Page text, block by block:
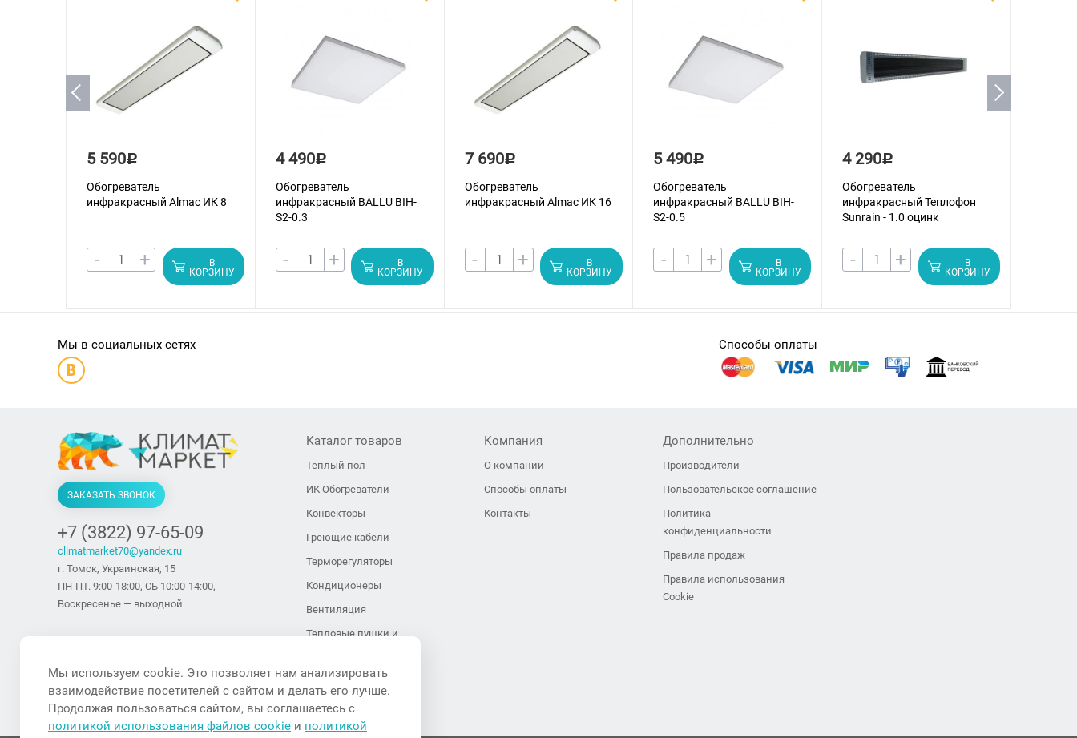
5 590Р
Обогреватель
инфракрасный Almac ИК 8
- +
В
КОРЗИНУ
4 490Р
Обогреватель
инфракрасный BALLU BIH-
S2-0.3
- +
В
КОРЗИНУ
7 690Р
Обогреватель
инфракрасный Almac ИК 16
- +
В
КОРЗИНУ
5 490Р
Обогреватель
инфракрасный BALLU BIH-
S2-0.5
- +
В
КОРЗИНУ
4 290Р
Обогреватель
инфракрасный Теплофон
Sunrain - 1.0 оцинк
- +
В
КОРЗИНУ
Мы в социальных сетях Способы оплаты
ЗАКАЗАТЬ ЗВОНОК
+7 (3822) 97-65-09
climatmarket70@yandex.ru
г. Томск, Украинская, 15
ПН-ПТ. 9:00-18:00, СБ 10:00-14:00,
Воскресенье — выходной
Каталог товаров
Теплый пол
ИК Обогреватели
Конвекторы
Греющие кабели
Терморегуляторы
Кондиционеры
Вентиляция
Тепловые пушки и
Тепловые завесы
Увлажнители воздуха
Компания
О компании
Способы оплаты
Контакты
Дополнительно
Производители
Пользовательское соглашение
Политика
конфиденциальности
Правила продаж
Правила использования
Cookie
Мы используем cookie. Это позволяет нам анализировать
взаимодействие посетителей с сайтом и делать его лучше.
Продолжая пользоваться сайтом, вы соглашаетесь с
политикой использования файлов cookie и политикой